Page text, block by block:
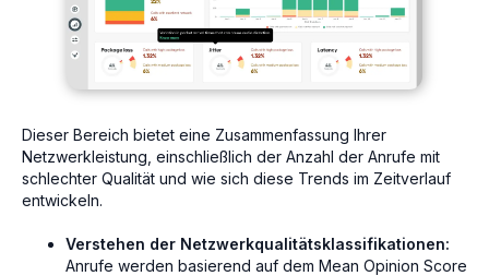
Dieser Bereich bietet eine Zusammenfassung Ihrer
Netzwerkleistung, einschließlich der Anzahl der Anrufe mit
schlechter Qualität und wie sich diese Trends im Zeitverlauf
entwickeln.
Verstehen der Netzwerkqualitätsklassifikationen:
Anrufe werden basierend auf dem Mean Opinion Score